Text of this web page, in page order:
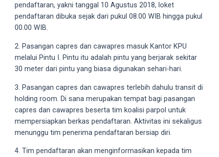
embed
code
porn
videos
other
websites.
18Tube.tv
also
pendaftaran, yakni tanggal 10 Agustus 2018, loket
pendaftaran dibuka sejak dari pukul 08.00 WIB hingga pukul
00.00 WIB.
2. Pasangan capres dan cawapres masuk Kantor KPU
melalui Pintu I. Pintu itu adalah pintu yang berjarak sekitar
30 meter dari pintu yang biasa digunakan sehari-hari.
3. Pasangan capres dan cawapres terlebih dahulu transit di
holding room. Di sana merupakan tempat bagi pasangan
capres dan cawapres beserta tim koalisi parpol untuk
mempersiapkan berkas pendaftaran. Aktivitas ini sekaligus
menunggu tim penerima pendaftaran bersiap diri.
4. Tim pendaftaran akan menginformasikan kepada tim